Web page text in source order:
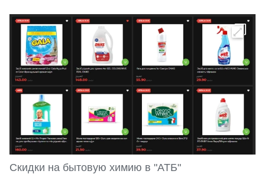
Скидки на бытовую химию в "АТБ"